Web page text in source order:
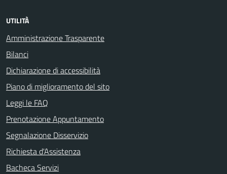
UTILITÀ
Amministrazione Trasparente
Bilanci
Dichiarazione di accessibilità
Piano di miglioramento del sito
Leggi le FAQ
Prenotazione Appuntamento
Segnalazione Disservizio
Richiesta d'Assistenza
Bacheca Servizi